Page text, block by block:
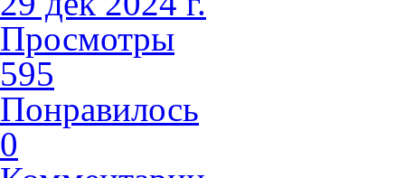
Просмотры
595
Понравилось
0